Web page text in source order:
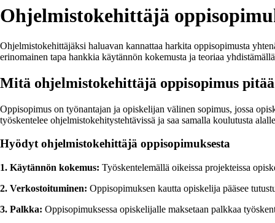
Ohjelmistokehittäjä
Ohjelmistokehittäjäksi haluavan kannattaa harkita oppisopimusta
erinomainen tapa hankkia käytännön kokemusta ja teoriaa
Mitä ohjelmistokehittäjä oppisopimus pitää
Oppisopimus on työnantajan ja opiskelijan välinen sopimus, jossa
työskentelee ohjelmistokehitystehtävissä ja saa samalla koulutusta
Hyödyt ohjelmistokehittäjä oppisopimuksesta
1. Käytännön kokemus: Työskentelemällä oikeissa projekteissa
2. Verkostoituminen: Oppisopimuksen kautta opiskelija pääsee
3. Palkka: Oppisopimuksessa opiskelijalle maksetaan palkkaa